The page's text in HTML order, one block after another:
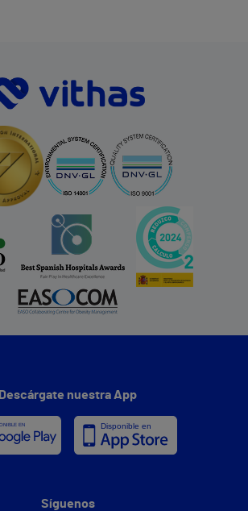
Descárgate nuestra App
Síguenos